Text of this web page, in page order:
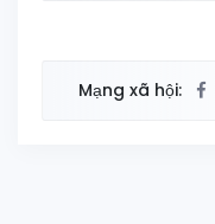
Mạng xã hội: